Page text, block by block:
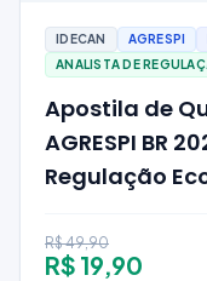
IDECAN AGRESPI
ANALISTA DE
Apostila de
AGRESPI BR
Regulação
R$ 49,90
R$ 19,90